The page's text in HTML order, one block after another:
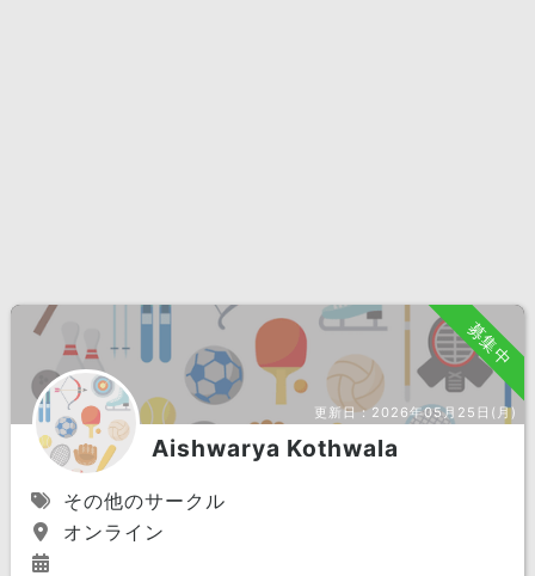
募集中
更新日：2026年05月25日(月)
Aishwarya Kothwala
その他のサークル
オンライン